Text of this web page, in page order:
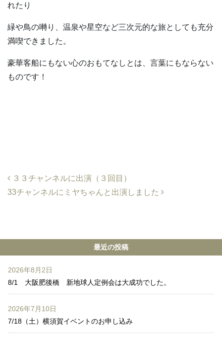
れたり
緑や鳥の囀り、温泉や星空など三次元的な旅としても充分
満喫できました。
豪華客船にもない心のおもてなしとは、言葉にもならない
ものです！
Post navigation
３３チャンネルに出演（３回目）
33チャンネルにミヤちゃんと出演しました
最近の投稿
8/1 大阪肥後橋 新地球人定例会は大成功でした。
2026年8月2日
7/18（土）横須賀イベントのお申し込み
2026年7月10日